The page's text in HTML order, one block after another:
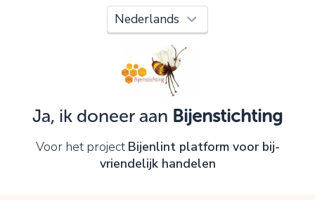
Ja, ik doneer aan Bijenstichting
Voor het project Bijenlint platform voor bij-
vriendelijk handelen
Oeps!
Je kunt nog niet verder vanwege:
Controleer en verbeter je invoer en probeer het
OK